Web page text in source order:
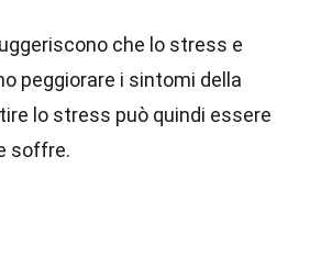
che lo stress e
peggiorare i sintomi della
lo stress può quindi essere
soffre.